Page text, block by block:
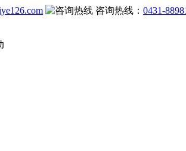
咨询热线： 0431-